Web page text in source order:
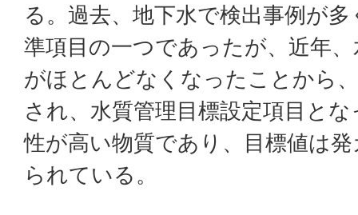
る。過去、地下水で検出事例が
準項目の一つであったが、近年
がほとんどなくなったことから
され、水質管理目標設定項目と
性が高い物質であり、目標値は
られている。